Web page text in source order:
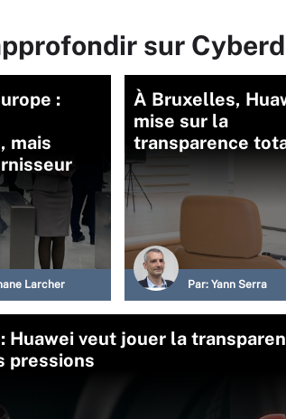
sur
:
mais
Larcher
À Bruxelles,
mise sur la
transparence
Par: Yann Serra
Huawei veut jouer la
pressions